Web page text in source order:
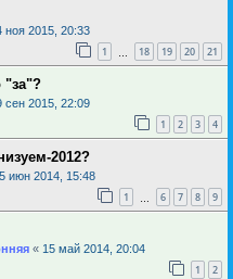
ноя 2015, 20:33
1 18 19 20 21
"за"?
сен 2015, 22:09
1 2 3 4
2012?
июн 2014, 15:48
1 6 7 8 9
« 15 май 2014, 20:04
1 2